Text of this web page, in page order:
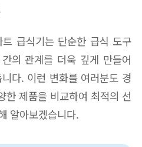
급식기는 단순한 급식 도구
의 관계를 더욱 깊게 만들어
다. 이런 변화를 여러분도 경
알아보겠습니다.